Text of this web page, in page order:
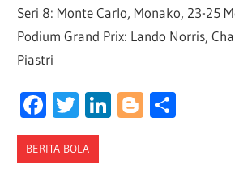
Seri 8: Monte Carlo, Monako, 23-25
Podium Grand Prix: Lando Norris,
Piastri
Facebook
Twitter
LinkedIn
Blogger
BERITA BOLA